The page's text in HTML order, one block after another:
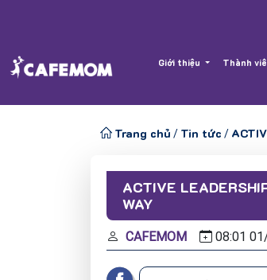
Giới thiệu Thành
Trang chủ / Tin tức /
ACTIVE
WAY
CAFEMOM 08:01